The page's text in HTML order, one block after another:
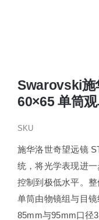
Swarovski施
60×65 单筒
SKU
施华洛世奇望远镜
统，将光学表现进
控制到极低水平。
单筒由物镜组与目镜
85mm与95mm口径